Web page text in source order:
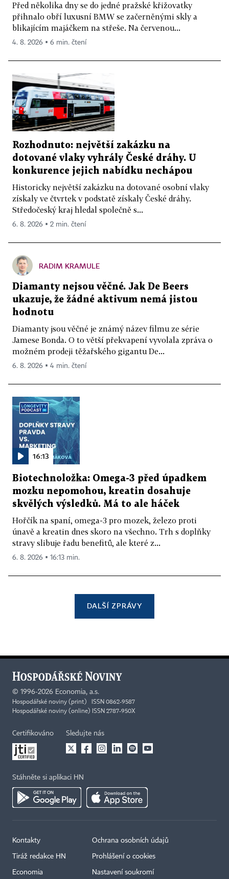
Před několika dny se do jedné pražské křižovatky
přihnalo obří luxusní BMW se začerněnými skly a
blikajícím majáčkem na střeše. Na červenou...
4. 8. 2026 ▪ 6 min. čtení
Rozhodnuto: největší zakázku na
dotované vlaky vyhrály České dráhy. U
konkurence jejich nabídku nechápou
Historicky největší zakázku na dotované osobní vlaky
získaly ve čtvrtek v podstatě získaly České dráhy.
Středočeský kraj hledal společně s...
6. 8. 2026 ▪ 2 min. čtení
RADIM KRAMULE
Diamanty nejsou věčné. Jak De Beers
ukazuje, že žádné aktivum nemá jistou
hodnotu
Diamanty jsou věčné je známý název filmu ze série
Jamese Bonda. O to větší překvapení vyvolala zpráva o
možném prodeji těžařského gigantu De...
6. 8. 2026 ▪ 4 min. čtení
16:13
Biotechnoložka: Omega-3 před úpadkem
mozku nepomohou, kreatin dosahuje
skvělých výsledků. Má to ale háček
Hořčík na spaní, omega-3 pro mozek, železo proti
únavě a kreatin dnes skoro na všechno. Trh s doplňky
stravy slibuje řadu benefitů, ale které z...
6. 8. 2026 ▪ 16:13 min.
DALŠÍ ZPRÁVY
© 1996-2026 Economia, a.s.
Hospodářské noviny (print) ISSN 0862-9587
Hospodářské noviny (online) ISSN 2787-950X
Certifikováno Sledujte nás
Stáhněte si aplikaci HN
Kontakty
Tiráž redakce HN
Economia
Ochrana osobních údajů
Prohlášení o cookies
Nastavení soukromí